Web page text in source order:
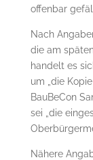
offenbar
Nach
die am
handelt es
um „die
BauBeCon
sei „die
Nähere